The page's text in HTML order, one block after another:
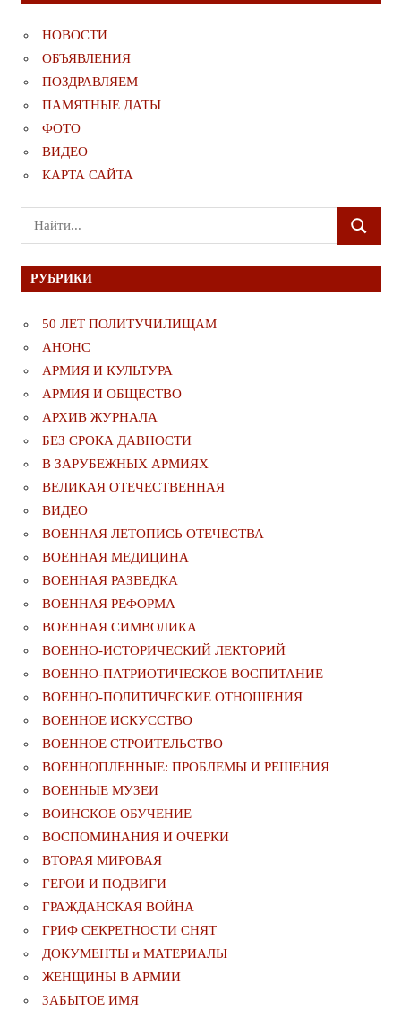
НОВОСТИ
ОБЪЯВЛЕНИЯ
ПОЗДРАВЛЯЕМ
ПАМЯТНЫЕ ДАТЫ
ФОТО
ВИДЕО
КАРТА САЙТА
Поиск
для:
ПОИСК
РУБРИКИ
50 ЛЕТ ПОЛИТУЧИЛИЩАМ
АНОНС
АРМИЯ И КУЛЬТУРА
АРМИЯ И ОБЩЕСТВО
АРХИВ ЖУРНАЛА
БЕЗ СРОКА ДАВНОСТИ
В ЗАРУБЕЖНЫХ АРМИЯХ
ВЕЛИКАЯ ОТЕЧЕСТВЕННАЯ
ВИДЕО
ВОЕННАЯ ЛЕТОПИСЬ ОТЕЧЕСТВА
ВОЕННАЯ МЕДИЦИНА
ВОЕННАЯ РАЗВЕДКА
ВОЕННАЯ РЕФОРМА
ВОЕННАЯ СИМВОЛИКА
ВОЕННО-ИСТОРИЧЕСКИЙ ЛЕКТОРИЙ
ВОЕННО-ПАТРИОТИЧЕСКОЕ ВОСПИТАНИЕ
ВОЕННО-ПОЛИТИЧЕСКИE ОТНОШЕНИЯ
ВОЕННОЕ ИСКУССТВО
ВОЕННОЕ СТРОИТЕЛЬСТВО
ВОЕННОПЛЕННЫЕ: ПРОБЛЕМЫ И РЕШЕНИЯ
ВОЕННЫЕ МУЗЕИ
ВОИНСКОЕ ОБУЧЕНИЕ
ВОСПОМИНАНИЯ И ОЧЕРКИ
ВТОРАЯ МИРОВАЯ
ГЕРОИ И ПОДВИГИ
ГРАЖДАНСКАЯ ВОЙНА
ГРИФ СЕКРЕТНОСТИ СНЯТ
ДОКУМЕНТЫ и МАТЕРИАЛЫ
ЖЕНЩИНЫ В АРМИИ
ЗАБЫТОЕ ИМЯ